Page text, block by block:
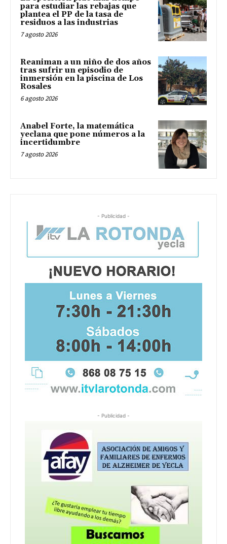
para estudiar las rebajas que
plantea el PP de la tasa de
residuos a las industrias
7 agosto 2026
Reaniman a un niño de dos años
tras sufrir un episodio de
inmersión en la piscina de Los
Rosales
6 agosto 2026
Anabel Forte, la matemática
yeclana que pone números a la
incertidumbre
7 agosto 2026
- Publicidad -
- Publicidad -